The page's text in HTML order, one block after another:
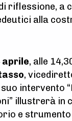
riflessione, a
alla
aprile, alle
,
intervento
illustrerà in
e